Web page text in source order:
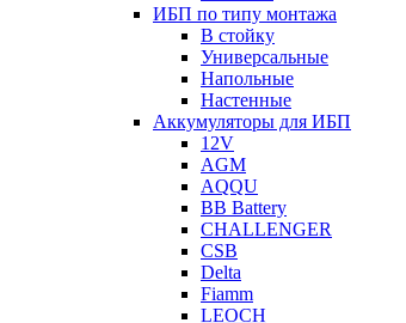
ИБП по типу монтажа
В стойку
Универсальные
Напольные
Настенные
Аккумуляторы для ИБП
12V
AGM
AQQU
BB Battery
CHALLENGER
CSB
Delta
Fiamm
LEOCH